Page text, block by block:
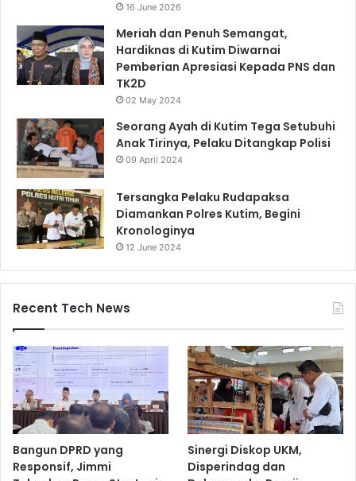
16 June 2026
Meriah dan Penuh Semangat,
Hardiknas di Kutim Diwarnai
Pemberian Apresiasi Kepada PNS dan
TK2D
02 May 2024
Seorang Ayah di Kutim Tega Setubuhi
Anak Tirinya, Pelaku Ditangkap Polisi
09 April 2024
Tersangka Pelaku Rudapaksa
Diamankan Polres Kutim, Begini
Kronologinya
12 June 2024
Recent Tech News
Bangun DPRD yang
Responsif, Jimmi
Sinergi Diskop UKM,
Disperindag dan